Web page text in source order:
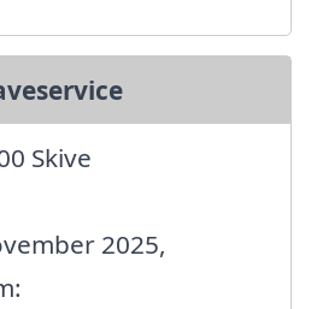
Skive
2025,